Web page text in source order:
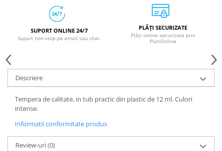
Creioane grafit
Linere
Markere pentru tabla
Mine creion mecanic
Pixuri
Textmarkere
SUPORT ONLINE 24/7
Suport non-stop pe email sau chat.
PLĂȚI SECURIZATE
Plăți online securizate prin
PlatiOnline
Descriere
Tempera de calitate, in tub practic din plastic de 12 ml. Culori
intense.
Informatii conformitate produs
Review-uri(0)